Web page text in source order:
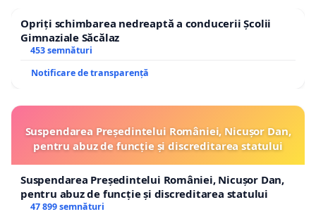
Opriți schimbarea nedreaptă a conducerii Școlii
Gimnaziale Săcălaz
453 semnături
Notificare de transparență
Suspendarea Președintelui României, Nicușor Dan,
pentru abuz de funcție și discreditarea statului
Suspendarea Președintelui României, Nicușor Dan,
pentru abuz de funcție și discreditarea statului
47 899 semnături